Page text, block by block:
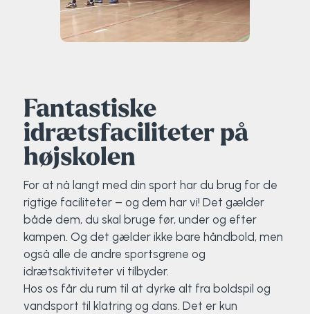
Fantastiske
idrætsfaciliteter på
højskolen
For at nå langt med din sport har du brug for de
rigtige faciliteter – og dem har vi! Det gælder
både dem, du skal bruge før, under og efter
kampen. Og det gælder ikke bare håndbold, men
også alle de andre sportsgrene og
idrætsaktiviteter vi tilbyder.
Hos os får du rum til at dyrke alt fra boldspil og
vandsport til klatring og dans. Det er kun